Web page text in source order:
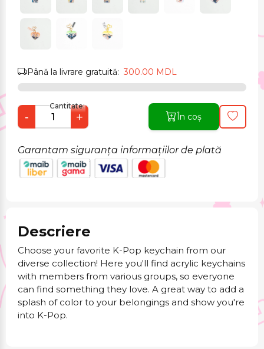
Până la livrare gratuită:300.00 MDL
Cantitate:
- + În coș
Garantam siguranța informațiilor de plată
Descriere
Choose your favorite K-Pop keychain from our
diverse collection! Here you'll find acrylic keychains
with members from various groups, so everyone
can find something they love. A great way to add a
splash of color to your belongings and show you're
into K-Pop.